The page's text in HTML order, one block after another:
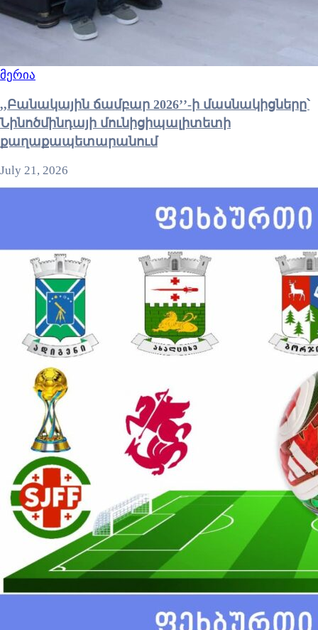
მერია
,,Բանակային ճամբար 2026’’-ի մասնակիցները՝
Նինոծմինդայի մունիցիպալիտետի
քաղաքապետարանում
July 21, 2026